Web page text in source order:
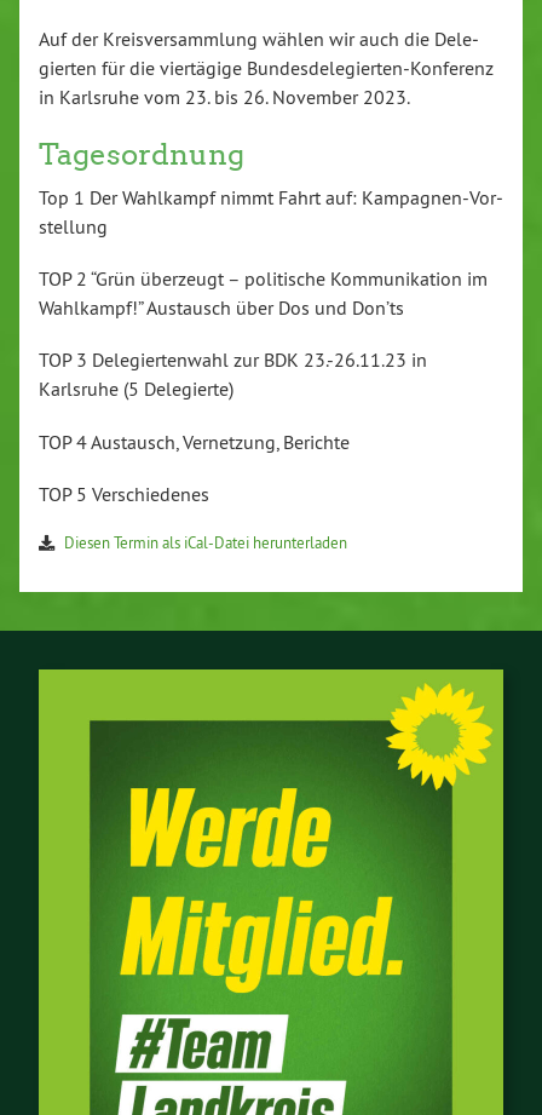
Auf der Kreis­ver­samm­lung wählen wir auch die De­le­
gier­ten für die vier­tä­gi­ge Bun­des­de­le­gier­ten-Kon­fe­renz
in Karlsruhe vom 23. bis 26. November 2023.
Ta­ges­ord­nung
Top 1 Der Wahlkampf nimmt Fahrt auf: Kam­pa­gnen-Vor­
stel­lung
TOP 2 “Grün überzeugt – po­li­ti­sche Kom­mu­ni­ka­ti­on im
Wahlkampf!” Austausch über Dos und Don’ts
TOP 3 De­le­gier­ten­wahl zur BDK 23.-26.11.23 in
Karlsruhe (5 De­le­gier­te)
TOP 4 Austausch, Ver­net­zung, Berichte
TOP 5 Ver­schie­de­nes
Diesen Termin als iCal-Da­tei her­un­ter­la­den